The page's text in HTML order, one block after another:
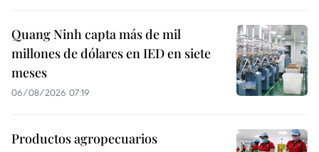
Quang Ninh capta más de mil
millones de dólares en IED en siete
meses
06/08/2026 07:19
Productos agropecuarios